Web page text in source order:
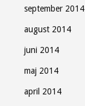
september 2014
august 2014
juni 2014
maj 2014
april 2014